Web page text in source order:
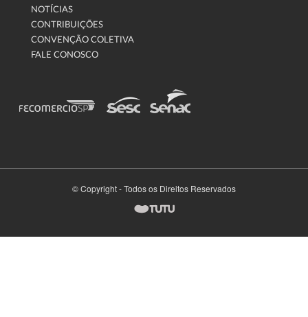
NOTÍCIAS
CONTRIBUIÇÕES
CONVENÇÃO COLETIVA
FALE CONOSCO
© Copyright - Todos os Direitos Reservados